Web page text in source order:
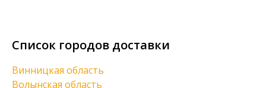
Список городов доставки
Винницкая область
Волынская область